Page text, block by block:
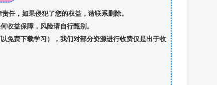
任，如果侵犯了您的权益，请联系删除。
收益保障，风险请自行甄别。
免费下载学习），我们对部分资源进行收费仅是出于收